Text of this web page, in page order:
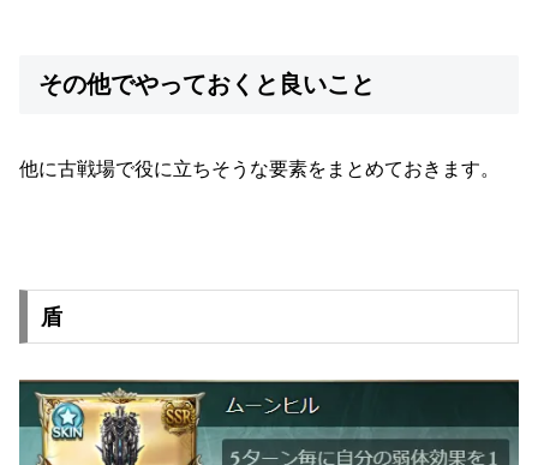
その他でやっておくと良いこと
他に古戦場で役に立ちそうな要素をまとめておきます。
盾